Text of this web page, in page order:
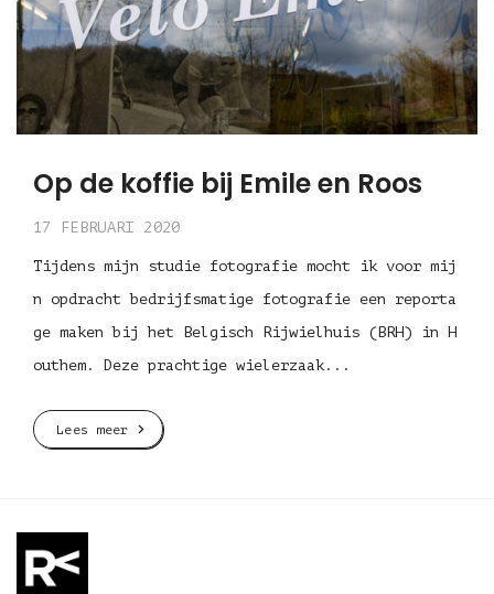
Op de koffie bij Emile en Roos
17 FEBRUARI 2020
Tijdens mijn studie fotografie mocht ik voor mij
n opdracht bedrijfsmatige fotografie een reporta
ge maken bij het Belgisch Rijwielhuis (BRH) in H
outhem. Deze prachtige wielerzaak...
Lees meer